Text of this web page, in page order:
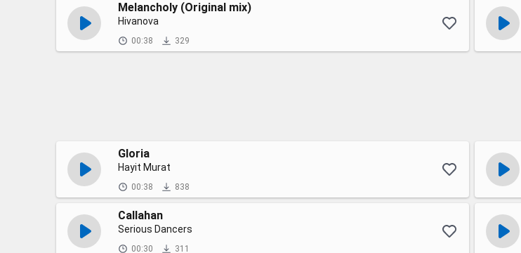
Melancholy (Original mix)
Hivanova
00:38 329
Gloria
Hayit Murat
00:38 838
Callahan
Serious Dancers
00:30 311